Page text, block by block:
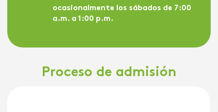
ocasionalmente los sábados de 7:00
a.m. a 1:00 p.m.
Proceso de admisión